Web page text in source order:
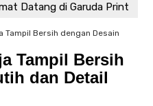
Datang di Garuda Print
Tampil Bersih dengan Desain
Tampil Bersih
dan Detail